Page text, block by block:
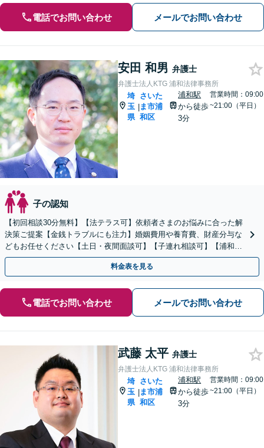
電話でお問い合わせ メールでお問い合わせ
安田 和男 弁護士
弁護士法人KTG 浦和法律事務所
埼
玉
県
|
さいた
ま市浦
和区
浦和駅
から徒歩
3分
営業時間：09:00
~21:00（平日）
子の認知
【初回相談30分無料】【法テラス可】依頼者さまのお悩みに合った解
決策ご提案【金銭トラブルにも注力】婚姻費用や養育費、財産分与な
どもお任せください【土日・夜間面談可】【子連れ相談可】【浦和駅
2分】
料金表を見る
電話でお問い合わせ メールでお問い合わせ
武藤 太平 弁護士
弁護士法人KTG 浦和法律事務所
埼
玉
県
|
さいた
ま市浦
和区
浦和駅
から徒歩
3分
営業時間：09:00
~21:00（平日）